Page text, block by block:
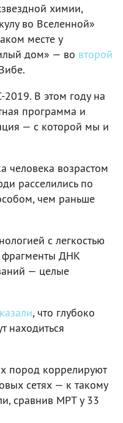
химии,
во Вселенной»
месте у
дом» — во второй
В этом году на
программа и
— с которой мы и
человека возрастом
расселились по
чем раньше
с легкостью
фрагменты ДНК
— целые
, что глубоко
находиться
пород коррелируют
сетях — к такому
сравнив МРТ у 33